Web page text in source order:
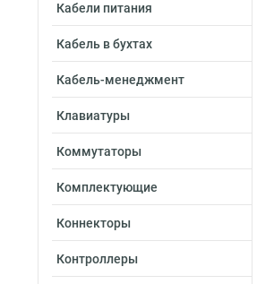
Кабели питания
Кабель в бухтах
Кабель-менеджмент
Клавиатуры
Коммутаторы
Комплектующие
Коннекторы
Контроллеры